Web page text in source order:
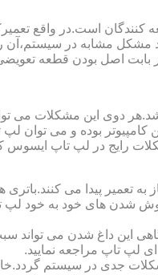
مشکل مشابه در سیستم،آن
بابت اصل بودن قطعه
دوی این مشکلات می
بوده و می توان
رایج در لپ تاپ
پیدا می کنند.باتری
شدن های خود به خود
این داغ شدن می تواند
تاپ مراجعه نمایید.
جدی در سیستم